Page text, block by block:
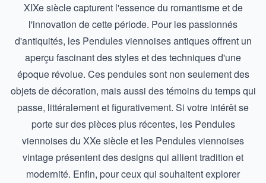
XIXe sièclecapturent l'essence du romantisme et de
l'innovation de cette période. Pour les passionnés
d'antiquités, les Pendules viennoises antiquesoffrent un
aperçu fascinant des styles et des techniques d'une
époque révolue. Ces pendules sont non seulement des
objets de décoration, mais aussi des témoins du temps qui
passe, littéralement et figurativement. Si votre intérêt se
porte sur des pièces plus récentes, les Pendules
viennoises du XXe siècleet les Pendules viennoises
vintageprésentent des designs qui allient tradition et
modernité. Enfin, pour ceux qui souhaitent explorer